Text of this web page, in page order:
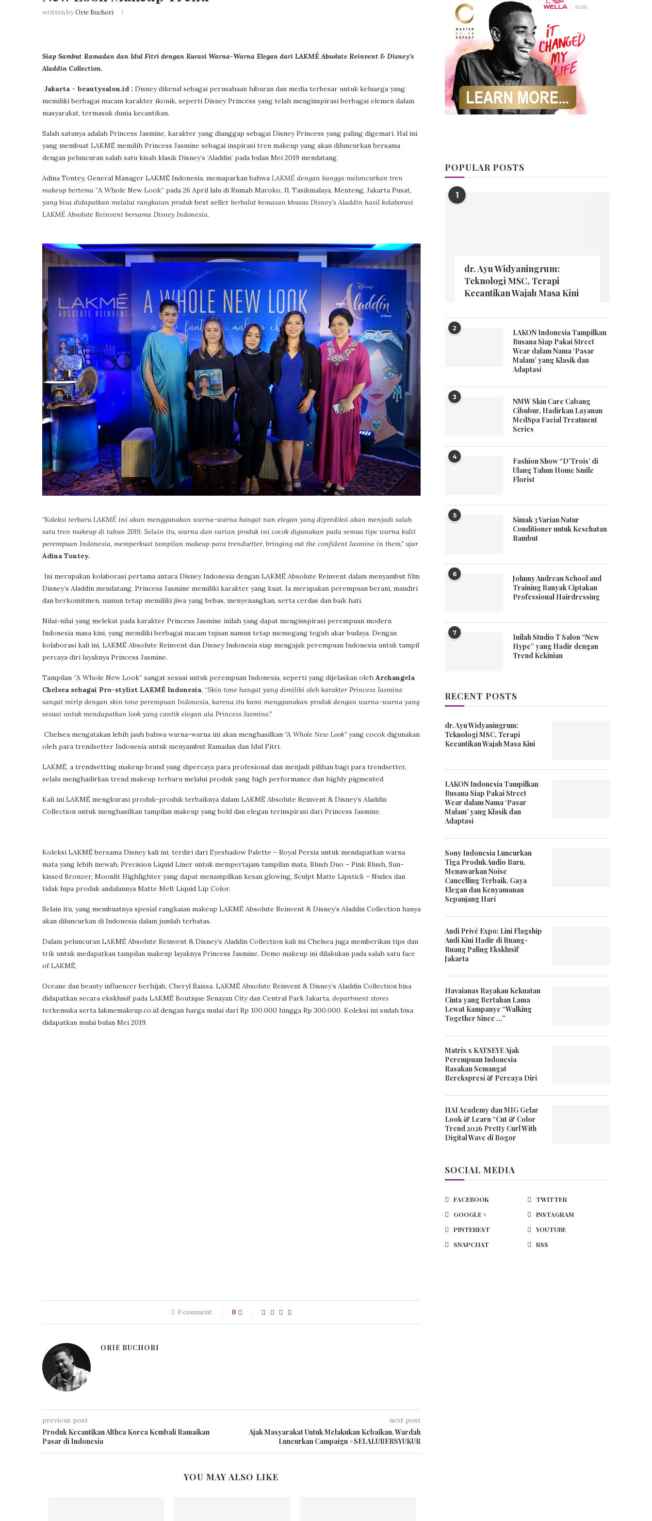
written byOrie Buchori
Siap Sambut Ramadan dan Idul Fitri dengan Kurasi Warna-Warna Elegan dari LAKMÉ Absolute Reinvent & Disney’s
Aladdin Collection.
Jakarta – beautysalon.id : Disney dikenal sebagai perusahaan hiburan dan media terbesar untuk keluarga yang
memiliki berbagai macam karakter ikonik, seperti Disney Princess yang telah menginspirasi berbagai elemen dalam
masyarakat, termasuk dunia kecantikan.
Salah satunya adalah Princess Jasmine, karakter yang dianggap sebagai Disney Princess yang paling digemari. Hal ini
yang membuat LAKMÉ memilih Princess Jasmine sebagai inspirasi tren makeup yang akan diluncurkan bersama
dengan peluncuran salah satu kisah klasik Disney’s ‘Aladdin’ pada bulan Mei 2019 mendatang.
Adina Tontey, General Manager LAKMÉ Indonesia, memaparkan bahwa LAKMÉ dengan bangga meluncurkan tren
makeup bertema “A Whole New Look” pada 26 April lalu di Rumah Maroko, Jl. Tasikmalaya, Menteng, Jakarta Pusat,
yang bisa didapatkan melalui rangkaian produkbest seller berbalut kemasan khusus Disney’s Aladdin hasil kolaborasi
LAKMÉ Absolute Reinvent bersama Disney Indonesia.
“Koleksi terbaru LAKMÉ ini akan menggunakan warna-warna hangat nan elegan yang diprediksi akan menjadi salah
satu tren makeup di tahun 2019. Selain itu, warna dan varian produk ini cocok digunakan pada semua tipe warna kulit
perempuan Indonesia, memperkuat tampilan makeup para trendsetter, bringing out the confident Jasmine in them,” ujar
Adina Tontey.
Ini merupakan kolaborasi pertama antara Disney Indonesia dengan LAKMÉ Absolute Reinvent dalam menyambut film
Disney’s Aladdin mendatang. Princess Jasmine memiliki karakter yang kuat. Ia merupakan perempuan berani, mandiri
dan berkomitmen, namun tetap memiliki jiwa yang bebas, menyenangkan, serta cerdas dan baik hati.
Nilai-nilai yang melekat pada karakter Princess Jasmine inilah yang dapat menginspirasi perempuan modern
Indonesia masa kini, yang memiliki berbagai macam tujuan namun tetap memegang teguh akar budaya. Dengan
kolaborasi kali ini, LAKMÉ Absolute Reinvent dan Disney Indonesia siap mengajak perempuan Indonesia untuk tampil
percaya diri layaknya Princess Jasmine.
Tampilan “A Whole New Look” sangat sesuai untuk perempuan Indonesia, seperti yang dijelaskan oleh Archangela
Chelsea sebagai Pro-stylist LAKMÉ Indonesia, “Skin tone hangat yang dimiliki oleh karakter Princess Jasmine
sangat mirip dengan skin tone perempuan Indonesia, karena itu kami menggunakan produk dengan warna-warna yang
sesuai untuk mendapatkan look yang cantik elegan ala Princess Jasmine.”
Chelsea mengatakan lebih jauh bahwa warna-warna ini akan menghasilkan “A Whole New Look” yang cocok digunakan
oleh para trendsetter Indonesia untuk menyambut Ramadan dan Idul Fitri.
LAKMÉ, a trendsetting makeup brand yang dipercaya para profesional dan menjadi pilihan bagi para trendsetter,
selalu menghadirkan trend makeup terbaru melalui produk yang high performance dan highly pigmented.
Kali ini LAKMÉ mengkurasi produk-produk terbaiknya dalam LAKMÉ Absolute Reinvent & Disney’s Aladdin
Collection untuk menghasilkan tampilan makeup yang bold dan elegan terinspirasi dari Princess Jasmine.
Koleksi LAKMÉ bersama Disney kali ini, terdiri dari Eyeshadow Palette – Royal Persia untuk mendapatkan warna
mata yang lebih mewah, Precision Liquid Liner untuk mempertajam tampilan mata, Blush Duo – Pink Blush, Sun-
kissed Bronzer, Moonlit Highlighter yang dapat menampilkan kesan glowing, Sculpt Matte Lipstick – Nudes dan
tidak lupa produk andalannya Matte Melt Liquid Lip Color.
Selain itu, yang membuatnya spesial rangkaian makeup LAKMÉ Absolute Reinvent & Disney’s Aladdin Collection hanya
akan diluncurkan di Indonesia dalam jumlah terbatas.
Dalam peluncuran LAKMÉ Absolute Reinvent & Disney’s Aladdin Collection kali ini Chelsea juga memberikan tips dan
trik untuk medapatkan tampilan makeup layaknya Princess Jasmine. Demo makeup ini dilakukan pada salah satu face
of LAKMÉ,
Oceane dan beauty influencer berhijab, Cheryl Raissa. LAKMÉ Absolute Reinvent & Disney’s Aladdin Collection bisa
didapatkan secara eksklusif pada LAKMÉ Boutique Senayan City dan Central Park Jakarta, department stores
terkemuka serta lakmemakeup.co.id dengan harga mulai dari Rp 100.000 hingga Rp 300.000. Koleksi ini sudah bisa
didapatkan mulai bulan Mei 2019.
0 comment 0
ORIE BUCHORI
previous post
Produk Kecantikan Althea Korea Kembali Ramaikan
Pasar di Indonesia
next post
Ajak Masyarakat Untuk Melakukan Kebaikan, Wardah
Luncurkan Campaign #SELALUBERSYUKUR
YOU MAY ALSO LIKE
POPULAR POSTS
1
dr. Ayu Widyaningrum:
Teknologi MSC, Terapi
Kecantikan Wajah Masa Kini
2
LAKON Indonesia Tampilkan
Busana Siap Pakai Street
Wear dalam Nama ‘Pasar
Malam’ yang Klasik dan
Adaptasi
3
NMW Skin Care Cabang
Cibubur, Hadirkan Layanan
MedSpa Facial Treatment
Series
4
Fashion Show “D’Trois’ di
Ulang Tahun Home Smile
Florist
5
Simak 3 Varian Natur
Conditioner untuk Kesehatan
Rambut
6
Johnny Andrean School and
Training Banyak Ciptakan
Professional Hairdressing
7
Inilah Studio T Salon “New
Hype” yang Hadir dengan
Trend Kekinian
RECENT POSTS
dr. Ayu Widyaningrum:
Teknologi MSC, Terapi
Kecantikan Wajah Masa Kini
LAKON Indonesia Tampilkan
Busana Siap Pakai Street
Wear dalam Nama ‘Pasar
Malam’ yang Klasik dan
Adaptasi
Sony Indonesia Luncurkan
Tiga Produk Audio Baru,
Menawarkan Noise
Cancelling Terbaik, Gaya
Elegan dan Kenyamanan
Sepanjang Hari
Audi Privé Expo: Lini Flagship
Audi Kini Hadir di Ruang-
Ruang Paling Eksklusif
Jakarta
Havaianas Rayakan Kekuatan
Cinta yang Bertahan Lama
Lewat Kampanye “Walking
Together Since …”
Matrix x KATSEYE Ajak
Perempuan Indonesia
Rasakan Semangat
Berekspresi & Percaya Diri
HAI Academy dan MIG Gelar
Look & Learn “Cut & Color
Trend 2026 Pretty Curl With
Digital Wave di Bogor
SOCIAL MEDIA
FACEBOOK
TWITTER
GOOGLE +
INSTAGRAM
PINTEREST
YOUTUBE
SNAPCHAT
RSS